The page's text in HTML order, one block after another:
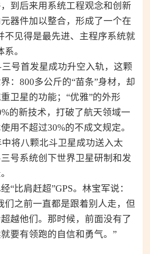
到后来用系统工程观念和创新
器件加以整合，形成了一个在
不见得是最先进、主程序系统就
。
号首发星成功升空入轨，这颗
：800多公斤的“苗条”身材，却
卫星的功能；“优雅”的外形
的新技术，打破了航天领域一
用不超过30%的不成文规定。
将八颗北斗卫星成功送入太
号系统创下世界卫星研制和发
。
“比肩赶超”GPS。林宝军说：
们之前一直都是跟着别人走，但
越他们。那时候，前面没有了
要有领跑的自信和勇气。”